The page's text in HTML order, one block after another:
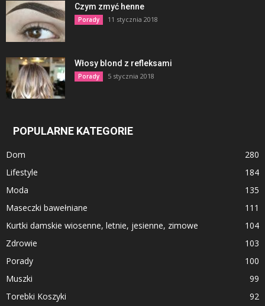
Czym zmyć henne
Porady 11 stycznia 2018
Włosy blond z refleksami
Porady 5 stycznia 2018
POPULARNE KATEGORIE
Dom
280
Lifestyle
184
Moda
135
Maseczki bawełniane
111
Kurtki damskie wiosenne, letnie, jesienne, zimowe
104
Zdrowie
103
Porady
100
Muszki
99
Torebki Koszyki
92